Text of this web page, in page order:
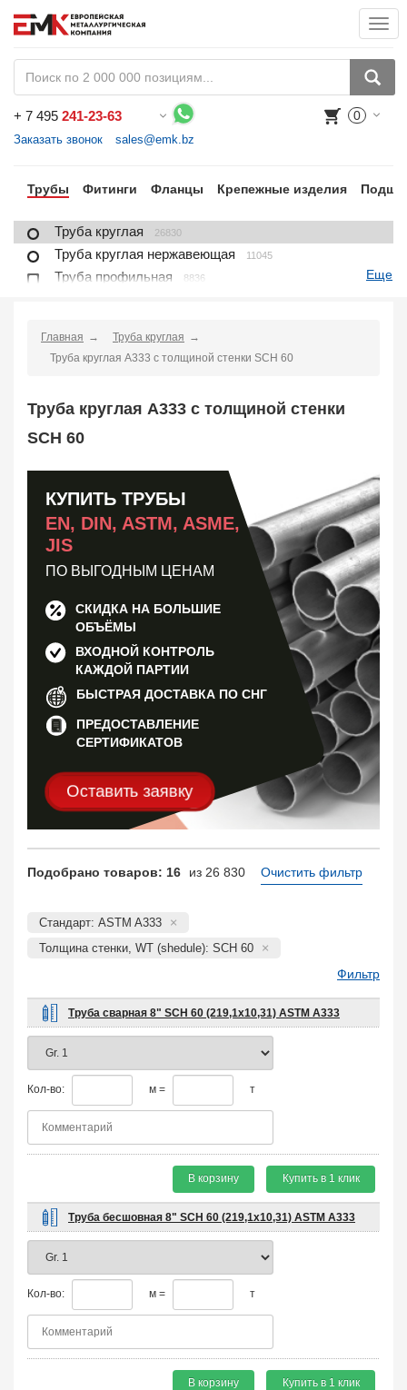
+ 7 495 241-23-63
Заказать звонок sales@emk.bz
0
Трубы Фитинги Фланцы Крепежные изделия
Труба круглая 26830
Труба круглая нержавеющая 11045
Труба профильная 8836
Труба футерованная
Труба в изоляции
Труба оребренная 1
Трубная заготовка
Еще
Главная
Труба круглая
Труба круглая A333 с толщиной стенки SCH 60
Труба круглая A333 с толщиной стенки
SCH 60
КУПИТЬ ТРУБЫ
EN, DIN, ASTM, ASME,
JIS
ПО ВЫГОДНЫМ ЦЕНАМ
СКИДКА НА БОЛЬШИЕ
ОБЪЁМЫ
ВХОДНОЙ КОНТРОЛЬ
КАЖДОЙ ПАРТИИ
БЫСТРАЯ ДОСТАВКА ПО СНГ
ПРЕДОСТАВЛЕНИЕ
СЕРТИФИКАТОВ
Оставить заявку
Подобрано товаров: 16 из 26 830 Очистить фильтр
Стандарт: ASTM A333
Толщина стенки, WT (shedule): SCH 60
Фильтр
Труба сварная 8" SCH 60 (219,1х10,31) ASTM A333
Кол-во: м = т
В корзину Купить в 1 клик
Труба бесшовная 8" SCH 60 (219,1х10,31) ASTM A333
Кол-во: м = т
В корзину Купить в 1 клик